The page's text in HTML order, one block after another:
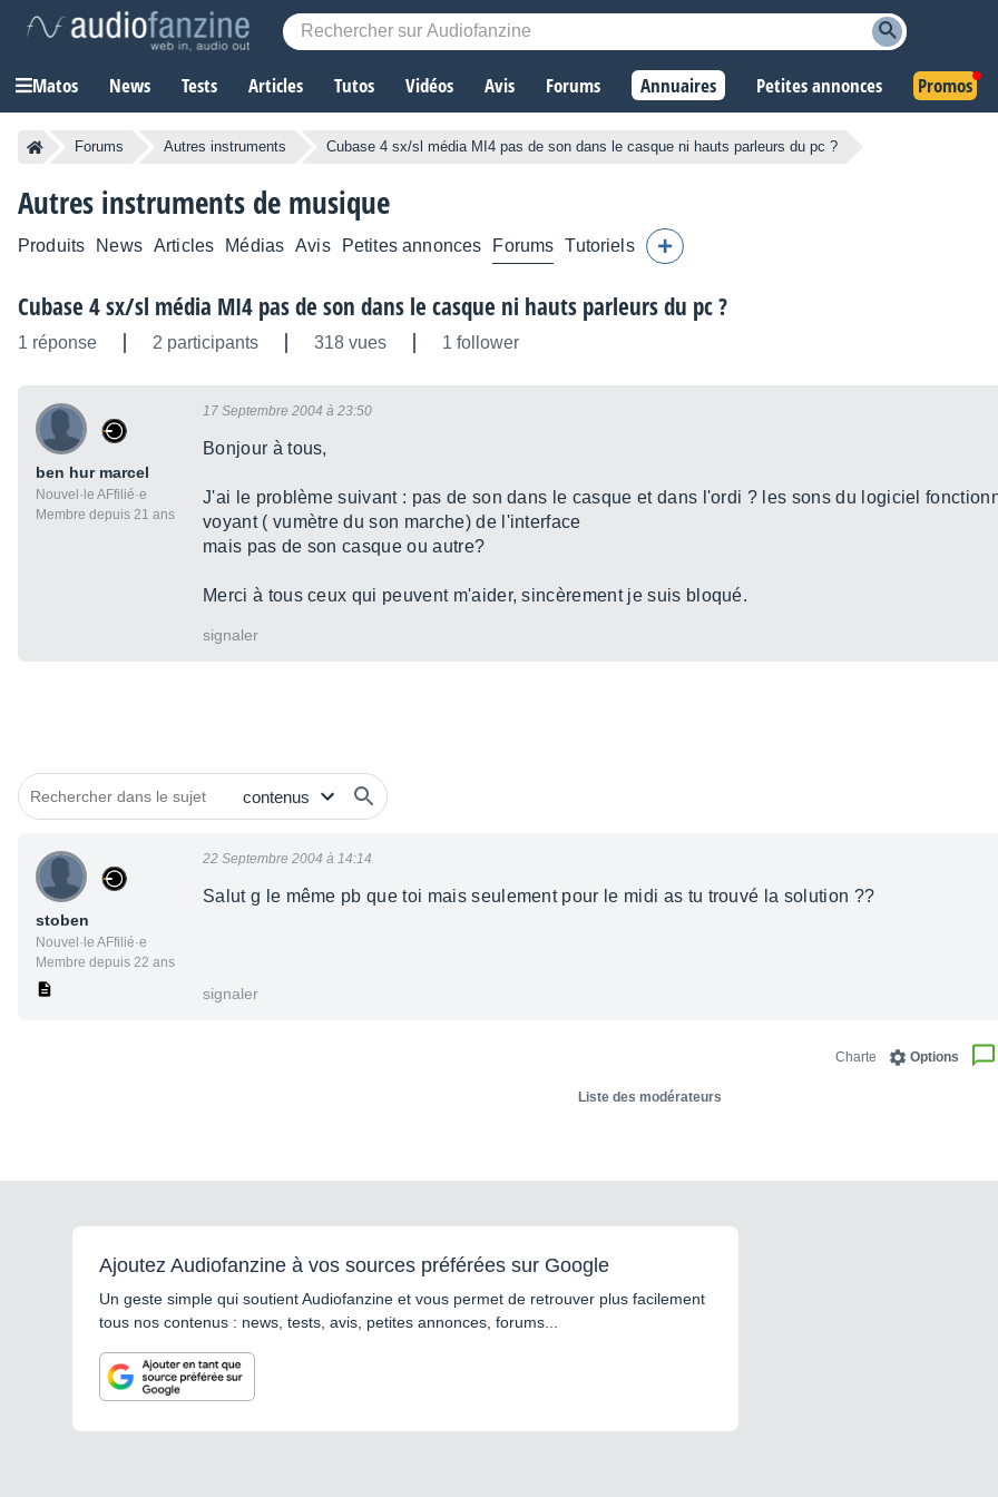
Matos News Tests Articles Tutos Vidéos Avis Forums Annuaires Petites annonces Promos
Forums Autres instruments Cubase 4 sx/sl média MI4 pas de son dans le casque ni hauts parleurs du pc ?
Autres instruments de musique
Produits News Articles Médias Avis Petites annonces Forums Tutoriels
Cubase 4 sx/sl média MI4 pas de son dans le casque ni hauts parleurs du pc ?
1 réponse 2 participants 318 vues 1 follower
ben hur marcel
Nouvel·le AFfilié·e
Membre depuis 21 ans
17 Septembre 2004 à 23:50
Bonjour à tous,
J'ai le problème suivant : pas de son dans le casque et dans l'ordi ? les sons du logiciel
voyant ( vumètre du son marche) de l'interface
mais pas de son casque ou autre?
Merci à tous ceux qui peuvent m'aider, sincèrement je suis bloqué.
signaler
stoben
Nouvel·le AFfilié·e
Membre depuis 22 ans
22 Septembre 2004 à 14:14
Salut g le même pb que toi mais seulement pour le midi as tu trouvé la solution ??
signaler
Options
Charte
Liste des modérateurs
Ajoutez Audiofanzine à vos sources préférées sur Google
Un geste simple qui soutient Audiofanzine et vous permet de retrouver plus facilement
tous nos contenus : news, tests, avis, petites annonces, forums...